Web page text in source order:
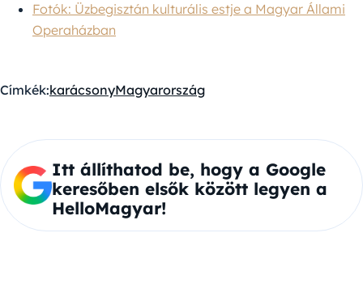
Fotók: Üzbegisztán kulturális estje a Magyar Állami
Operaházban
Címkék:karácsonyMagyarország
Itt állíthatod be, hogy a Google
keresőben elsők között legyen a
HelloMagyar!